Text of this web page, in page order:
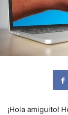
¡Hola amiguito!